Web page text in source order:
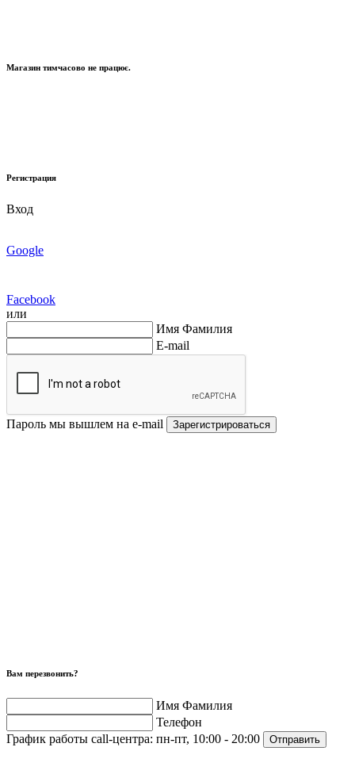
Магазин тимчасово не працює.
Регистрация
Вход
Google
Facebook
или
Имя Фамилия
E-mail
Пароль мы вышлем на e-mail Зарегистрироваться
Вам перезвонить?
Имя Фамилия
Телефон
График работы call-центра: пн-пт, 10:00 - 20:00 Отправить